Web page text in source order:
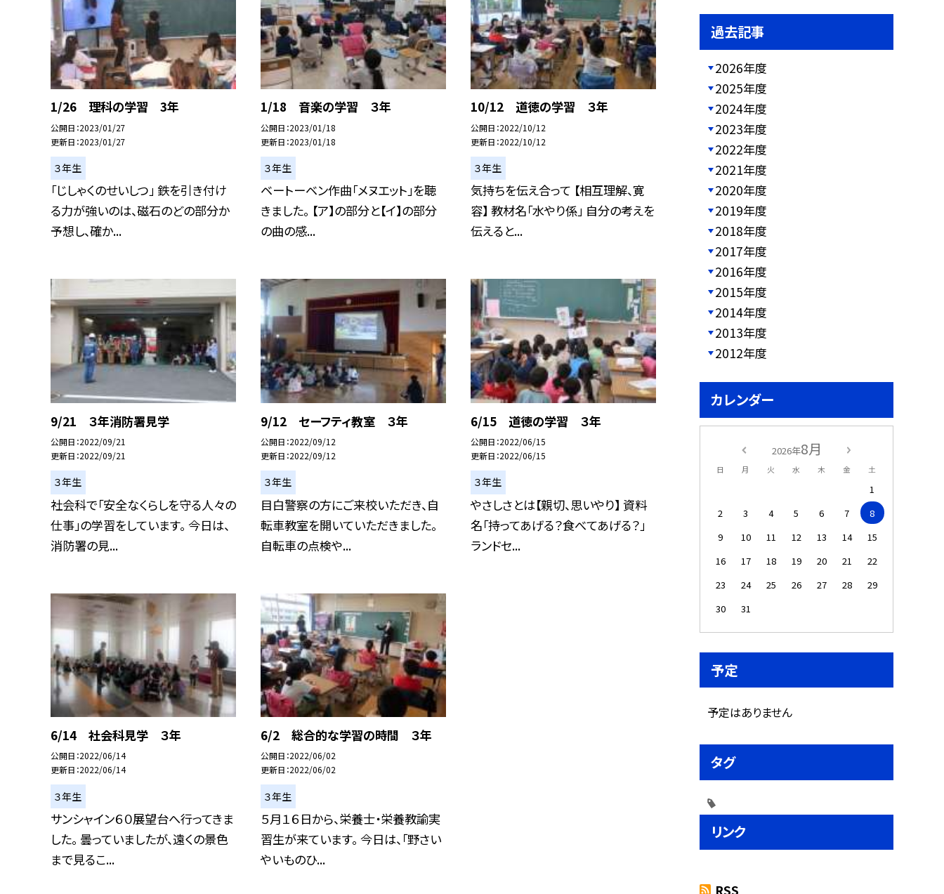
1/26 理科の学習 3年
公開日 2023/01/27
更新日 2023/01/27
３年生
「じしゃくのせいしつ」 鉄を引き付け
る力が強いのは、磁石のどの部分か
予想し、確か...
1/18 音楽の学習 ３年
公開日 2023/01/18
更新日 2023/01/18
３年生
ベートーベン作曲「メヌエット」を聴
きました。 【ア】の部分と【イ】の部分
の曲の感...
10/12 道徳の学習 ３年
公開日 2022/10/12
更新日 2022/10/12
３年生
気持ちを伝え合って 【相互理解、寛
容】 教材名「水やり係」 自分の考えを
伝えると...
9/21 ３年消防署見学
公開日 2022/09/21
更新日 2022/09/21
３年生
社会科で「安全なくらしを守る人々の
仕事」の学習をしています。 今日は、
消防署の見...
9/12 セーフティ教室 ３年
公開日 2022/09/12
更新日 2022/09/12
３年生
目白警察の方にご来校いただき、自
転車教室を開いていただきました。
自転車の点検や...
6/15 道徳の学習 ３年
公開日 2022/06/15
更新日 2022/06/15
３年生
やさしさとは【親切、思いやり】 資料
名「持ってあげる？食べてあげる？」
ランドセ...
6/14 社会科見学 ３年
公開日 2022/06/14
更新日 2022/06/14
３年生
サンシャイン６０展望台へ行ってきま
した。 曇っていましたが、遠くの景色
まで見るこ...
6/2 総合的な学習の時間 ３年
公開日 2022/06/02
更新日 2022/06/02
３年生
５月１６日から、栄養士・栄養教諭実
習生が来ています。 今日は、「野さい
やいものひ...
過去記事
2026年度
2025年度
2024年度
2023年度
2022年度
2021年度
2020年度
2019年度
2018年度
2017年度
2016年度
2015年度
2014年度
2013年度
2012年度
カレンダー
2026年8月
日 月 火 水 木 金 土
1
2
3 4 5 6 7
8
9
10 11 12 13 14
15
16
17 18 19 20 21
22
23
24 25 26 27 28
29
30
31
予定
予定はありません
タグ
リンク
RSS